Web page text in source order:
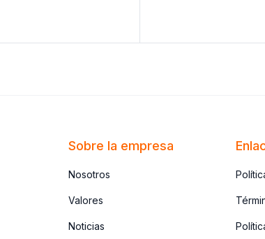
Sobre la empresa
Nosotros
Valores
Noticias